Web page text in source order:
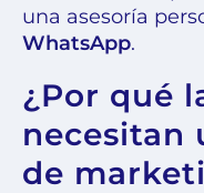
una asesoría
WhatsApp.
¿Por qué
necesitan
de